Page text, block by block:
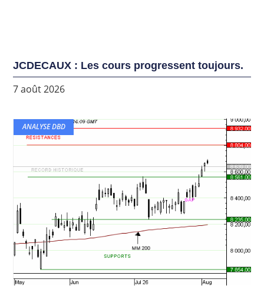
JCDECAUX : Les cours progressent toujours.
7 août 2026
ANALYSE DBD